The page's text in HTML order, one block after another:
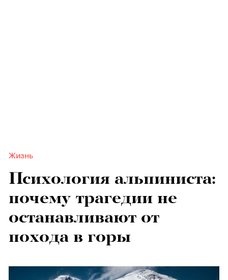
Жизнь
Психология альпиниста:
почему трагедии не
останавливают от
похода в горы